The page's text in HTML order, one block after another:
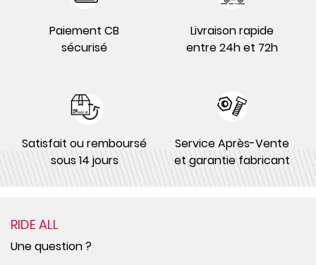
Paiement CB
sécurisé
Livraison rapide
entre 24h et 72h
Satisfait ou remboursé
sous 14 jours
Service Après-Vente
et garantie fabricant
RIDE ALL
Une question ?